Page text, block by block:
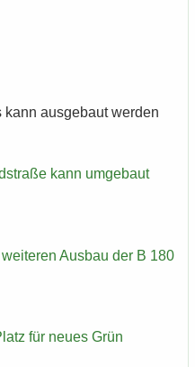
aus­ge­baut wer­den
kann um­ge­baut
Aus­bau der B 180
für neues Grün